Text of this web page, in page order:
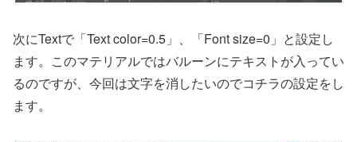
次にTextで「Text color=0.5」、「Font size=0」と設定し
ます。このマテリアルではバルーンにテキストが入ってい
るのですが、今回は文字を消したいのでコチラの設定をし
ます。